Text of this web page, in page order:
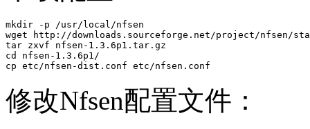
mkdir -p /usr/local/nfsen
wget http://downloads.sourceforge.net/project/nfsen/
tar zxvf nfsen-1.3.6p1.tar.gz
cd nfsen-1.3.6p1/
cp etc/nfsen-dist.conf etc/nfsen.conf
修改Nfsen配置文件：